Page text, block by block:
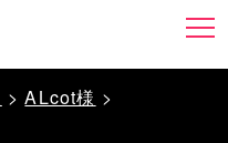
>ALcot様 >